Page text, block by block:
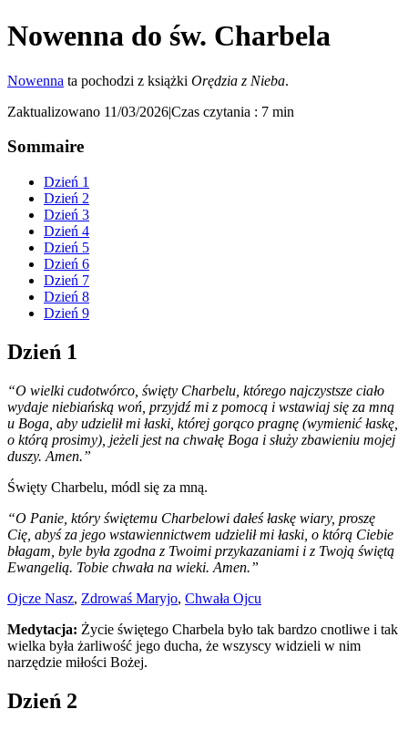
Nowenna do św. Charbela
Nowenna ta pochodzi z książki Orędzia z Nieba.
Zaktualizowano 11/03/2026|Czas czytania : 7 min
Sommaire
Dzień 1
Dzień 2
Dzień 3
Dzień 4
Dzień 5
Dzień 6
Dzień 7
Dzień 8
Dzień 9
Dzień 1
“O wielki cudotwórco, święty Charbelu, którego najczystsze ciało
wydaje niebiańską woń, przyjdź mi z pomocą i wstawiaj się za mną
u Boga, aby udzielił mi łaski, której gorąco pragnę (wymienić łaskę,
o którą prosimy), jeżeli jest na chwałę Boga i służy zbawieniu mojej
duszy. Amen.”
Święty Charbelu, módl się za mną.
“O Panie, który świętemu Charbelowi dałeś łaskę wiary, proszę
Cię, abyś za jego wstawiennictwem udzielił mi łaski, o którą Ciebie
błagam, byle była zgodna z Twoimi przykazaniami i z Twoją świętą
Ewangelią. Tobie chwała na wieki. Amen.”
Ojcze Nasz, Zdrowaś Maryjo, Chwała Ojcu
Medytacja: Życie świętego Charbela było tak bardzo cnotliwe i tak
wielka była żarliwość jego ducha, że wszyscy widzieli w nim
narzędzie miłości Bożej.
Dzień 2